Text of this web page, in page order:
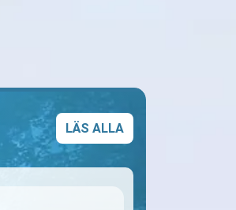
LÄS ALLA